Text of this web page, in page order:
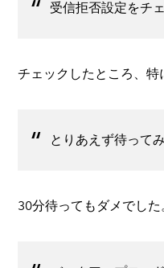
受信拒否設定をチ
チェックしたところ、特
とりあえず待って
30分待ってもダメでした